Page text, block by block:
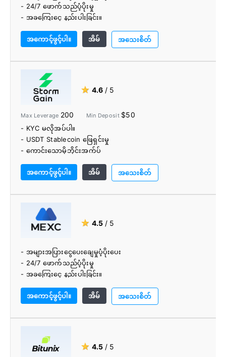
- 24/7 ဖောက်သည်ပံ့ပိုးမှု
- အခကြေးငွေ နည်းပါးခြင်း။
- မြန်ဆန်ပြီး ယုံကြည်စိတ်ချရသောဝန်ဆောင်မှု
အကောင့်ဖွင့်ပါ။ အိမ် အသေးစိတ်
★ 4.6 / 5
Max Leverage 200 Min Deposit $50
- KYC မလိုအပ်ပါ။
- USDT Stablecoin ဖြေရှင်းမှု
- ကောင်းသောမိုဘိုင်းအက်ပ်
- နေ့စဥ်ရောင်းဝယ်မှုအတွက် 0% လဲလှယ်ခြင်း။
- ကုန်သွယ်မှုအချက်ပြမှုများ ပါဝင်သော ရိုးရာနှင့် အဆင့်မြင့်
ကုန်သွယ်အင်္ဂါရပ်များ။
- 24-7 ဖောက်သည်ထောက်ခံမှု။
အကောင့်ဖွင့်ပါ။ အိမ် အသေးစိတ်
★ 4.5 / 5
- အများအပြားငွေပေးချေမှုပံ့ပိုးပေး
- 24/7 ဖောက်သည်ပံ့ပိုးမှု
- အခကြေးငွေ နည်းပါးခြင်း။
- မြန်ဆန်ပြီး ယုံကြည်စိတ်ချရသောဝန်ဆောင်မှု
အကောင့်ဖွင့်ပါ။ အိမ် အသေးစိတ်
★ 4.5 / 5